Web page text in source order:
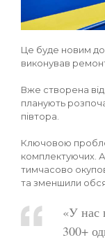
Це буде новим
виконував
Вже створена
планують
півтора.
Ключовою
комплектуючих.
тимчасово
та зменшили
«У нас
300+